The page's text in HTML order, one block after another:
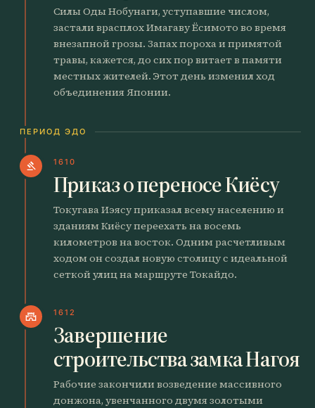
Силы Оды Нобунаги, уступавшие числом,
застали врасплох Имагаву Ёсимото во время
внезапной грозы. Запах пороха и примятой
травы, кажется, до сих пор витает в памяти
местных жителей. Этот день изменил ход
объединения Японии.
ПЕРИОД ЭДО
gavel 1610
Приказ о переносе Киёсу
Токугава Иэясу приказал всему населению и
зданиям Киёсу переехать на восемь
километров на восток. Одним расчетливым
ходом он создал новую столицу с идеальной
сеткой улиц на маршруте Токайдо.
castle 1612
Завершение
строительства замка Нагоя
Рабочие закончили возведение массивного
донжона, увенчанного двумя золотыми